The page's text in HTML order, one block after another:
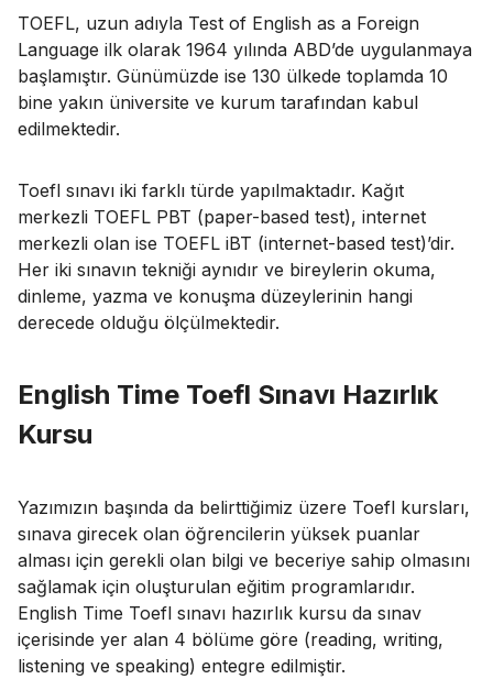
TOEFL, uzun adıyla Test of English as a Foreign
Language ilk olarak 1964 yılında ABD’de uygulanmaya
başlamıştır. Günümüzde ise 130 ülkede toplamda 10
bine yakın üniversite ve kurum tarafından kabul
edilmektedir.
Toefl sınavı iki farklı türde yapılmaktadır. Kağıt
merkezli TOEFL PBT (paper-based test), internet
merkezli olan ise TOEFL iBT (internet-based test)’dir.
Her iki sınavın tekniği aynıdır ve bireylerin okuma,
dinleme, yazma ve konuşma düzeylerinin hangi
derecede olduğu ölçülmektedir.
English Time Toefl Sınavı Hazırlık
Kursu
Yazımızın başında da belirttiğimiz üzere Toefl kursları,
sınava girecek olan öğrencilerin yüksek puanlar
alması için gerekli olan bilgi ve beceriye sahip olmasını
sağlamak için oluşturulan eğitim programlarıdır.
English Time Toefl sınavı hazırlık kursu da sınav
içerisinde yer alan 4 bölüme göre (reading, writing,
listening ve speaking) entegre edilmiştir.